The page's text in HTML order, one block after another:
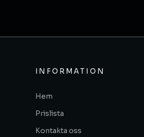
INFORMATION
Hem
Prislista
Kontakta oss